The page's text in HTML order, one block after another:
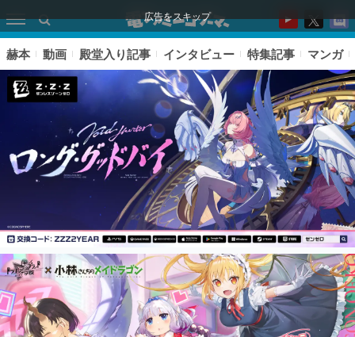
広告をスキップ
ピックアップ
電ファミのいま読まれている記事ランキング
赫本 動画 殿堂入り記事 インタビュー 特集記事 マンガ